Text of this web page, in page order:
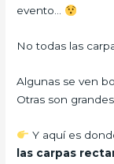
evento…
No todas las
Algunas se ven
Otras son
Y aquí es
las carpas